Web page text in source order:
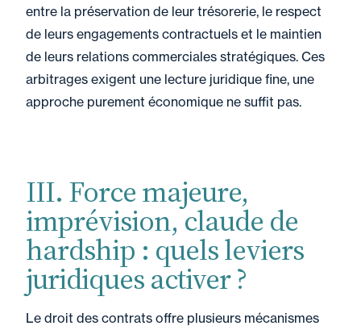
entre la préservation de leur trésorerie, le respect
de leurs engagements contractuels et le maintien
de leurs relations commerciales stratégiques. Ces
arbitrages exigent une lecture juridique fine, une
approche purement économique ne suffit pas.
III. Force majeure,
imprévision, claude de
hardship : quels leviers
juridiques activer ?
Le droit des contrats offre plusieurs mécanismes